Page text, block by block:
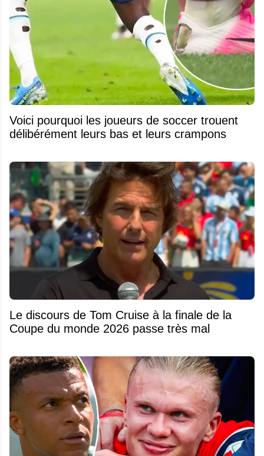
Voici pourquoi les joueurs de soccer trouent
délibérément leurs bas et leurs crampons
Le discours de Tom Cruise à la finale de la
Coupe du monde 2026 passe très mal